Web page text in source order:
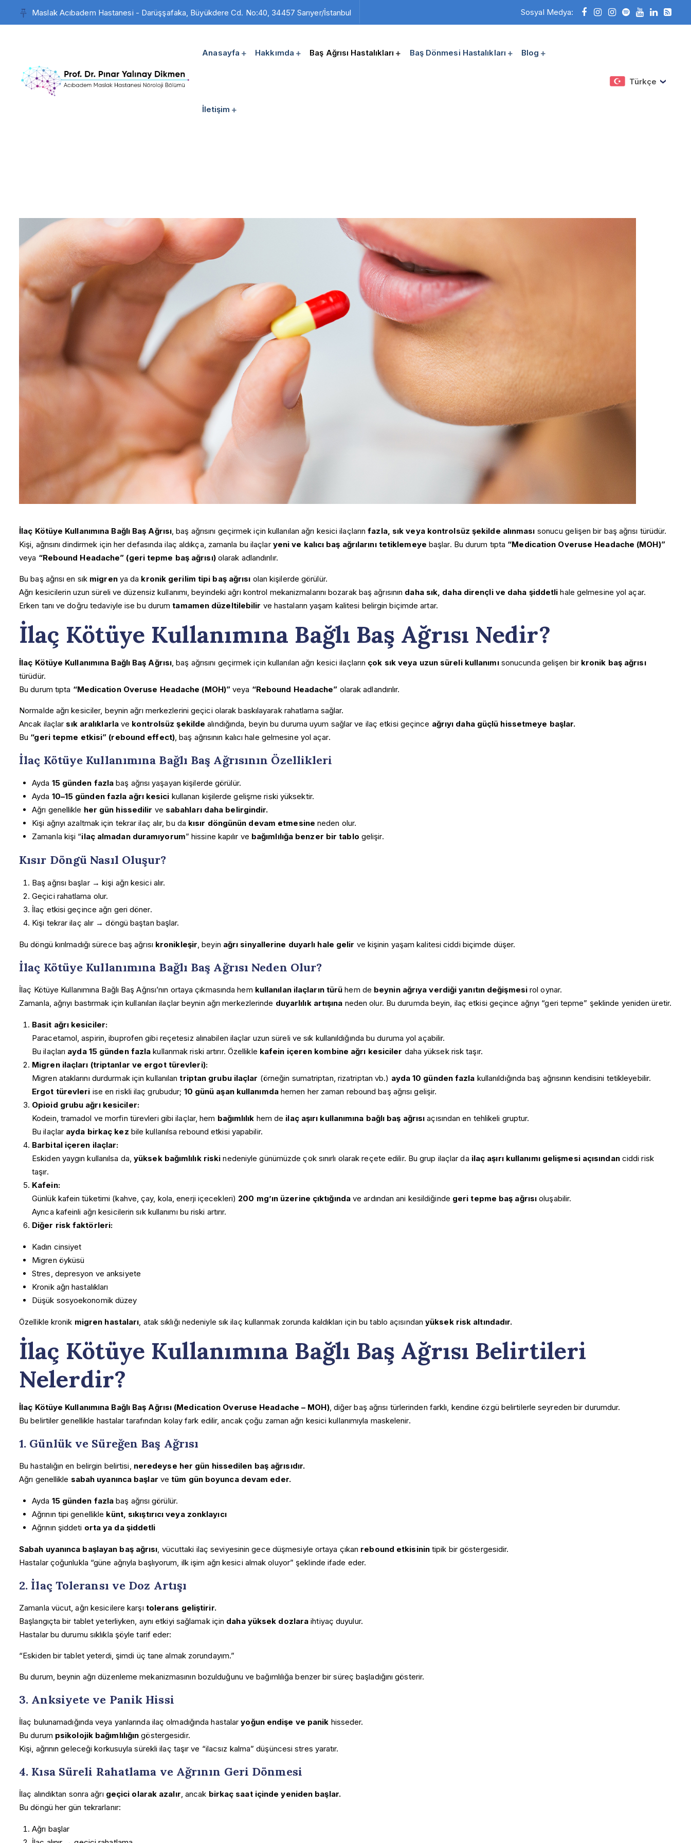
Maslak Acıbadem Hastanesi - Darüşşafaka, Büyükdere Cd. No:40, 34457 Sarıyer/İstanbul Sosyal Medya:
Anasayfa Hakkımda Baş Ağrısı Hastalıkları Baş Dönmesi Hastalıkları Blog
İletişim
Türkçe
İlaç Kötüye Kullanımına Bağlı Baş Ağrısı
İlaç Kötüye Kullanımına Bağlı Baş Ağrısı, baş ağrısını geçirmek için kullanılan ağrı kesici ilaçlarınfazla, sık veya kontrolsüz şekilde alınması sonucu gelişen bir baş ağrısı türüdür.
Kişi, ağrısını dindirmek için her defasında ilaç aldıkça, zamanla bu ilaçlar yeni ve kalıcı baş ağrılarını tetiklemeye başlar. Bu durum tıpta “Medication Overuse Headache (MOH)”
veya “Rebound Headache” (geri tepme baş ağrısı)olarak adlandırılır.
Bu baş ağrısı en sık migrenya da kronik gerilim tipi baş ağrısı olan kişilerde görülür.
Ağrı kesicilerin uzun süreli ve düzensiz kullanımı, beyindeki ağrı kontrol mekanizmalarını bozarak baş ağrısının daha sık, daha dirençli ve daha şiddetli hale gelmesine yol açar.
Erken tanı ve doğru tedaviyle ise bu durumtamamen düzeltilebilir ve hastaların yaşam kalitesi belirgin biçimde artar.
İlaç Kötüye Kullanımına Bağlı Baş Ağrısı Nedir?
İlaç Kötüye Kullanımına Bağlı Baş Ağrısı, baş ağrısını geçirmek için kullanılan ağrı kesici ilaçların çok sık veya uzun süreli kullanımısonucunda gelişen bir kronik baş ağrısı
türüdür.
Bu durum tıpta “Medication Overuse Headache (MOH)” veya “Rebound Headache” olarak adlandırılır.
Normalde ağrı kesiciler, beynin ağrı merkezlerini geçici olarak baskılayarak rahatlama sağlar.
Ancak ilaçlar sık aralıklarlave kontrolsüz şekilde alındığında, beyin bu duruma uyum sağlar ve ilaç etkisi geçince ağrıyı daha güçlü hissetmeye başlar.
Bu “geri tepme etkisi” (rebound effect), baş ağrısının kalıcı hale gelmesine yol açar.
İlaç Kötüye Kullanımına Bağlı Baş Ağrısının Özellikleri
Ayda 15 günden fazla baş ağrısı yaşayan kişilerde görülür.
Ayda 10–15 günden fazla ağrı kesici kullanan kişilerde gelişme riski yüksektir.
Ağrı genellikle her gün hissedilir ve sabahları daha belirgindir.
Kişi ağrıyı azaltmak için tekrar ilaç alır, bu da kısır döngünün devam etmesine neden olur.
Zamanla kişi “ilaç almadan duramıyorum” hissine kapılır ve bağımlılığa benzer bir tablo gelişir.
Kısır Döngü Nasıl Oluşur?
Baş ağrısı başlar → kişi ağrı kesici alır.
Geçici rahatlama olur.
İlaç etkisi geçince ağrı geri döner.
Kişi tekrar ilaç alır → döngü baştan başlar.
Bu döngü kırılmadığı sürece baş ağrısı kronikleşir, beyin ağrı sinyallerine duyarlı hale gelir ve kişinin yaşam kalitesi ciddi biçimde düşer.
İlaç Kötüye Kullanımına Bağlı Baş Ağrısı Neden Olur?
İlaç Kötüye Kullanımına Bağlı Baş Ağrısı’nın ortaya çıkmasında hem kullanılan ilaçların türü hem de beynin ağrıya verdiği yanıtın değişmesirol oynar.
Zamanla, ağrıyı bastırmak için kullanılan ilaçlar beynin ağrı merkezlerinde duyarlılık artışına neden olur. Bu durumda beyin, ilaç etkisi geçince ağrıyı “geri tepme” şeklinde yeniden üretir.
Basit ağrı kesiciler:
Paracetamol, aspirin, ibuprofen gibi reçetesiz alınabilen ilaçlar uzun süreli ve sık kullanıldığında bu duruma yol açabilir.
Bu ilaçları ayda 15 günden fazla kullanmak riski artırır. Özellikle kafein içeren kombine ağrı kesiciler daha yüksek risk taşır.
Migren ilaçları (triptanlar ve ergot türevleri):
Migren ataklarını durdurmak için kullanılantriptan grubu ilaçlar (örneğin sumatriptan, rizatriptan vb.) ayda 10 günden fazla kullanıldığında baş ağrısının kendisini tetikleyebilir.
Ergot türevleri ise en riskli ilaç grubudur; 10 günü aşan kullanımdahemen her zaman rebound baş ağrısı gelişir.
Opioid grubu ağrı kesiciler:
Kodein, tramadol ve morfin türevleri gibi ilaçlar, hem bağımlılık hem de ilaç aşırı kullanımına bağlı baş ağrısı açısından en tehlikeli gruptur.
Bu ilaçlar ayda birkaç kez bile kullanılsa rebound etkisi yapabilir.
Barbital içeren ilaçlar:
Eskiden yaygın kullanılsa da, yüksek bağımlılık riski nedeniyle günümüzde çok sınırlı olarak reçete edilir. Bu grup ilaçlar da ilaç aşırı kullanımı gelişmesi açısından ciddi risk
taşır.
Kafein:
Günlük kafein tüketimi (kahve, çay, kola, enerji içecekleri) 200 mg’ın üzerine çıktığındave ardından ani kesildiğinde geri tepme baş ağrısı oluşabilir.
Ayrıca kafeinli ağrı kesicilerin sık kullanımı bu riski artırır.
Diğer risk faktörleri:
Kadın cinsiyet
Migren öyküsü
Stres, depresyon ve anksiyete
Kronik ağrı hastalıkları
Düşük sosyoekonomik düzey
Özellikle kronik migren hastaları, atak sıklığı nedeniyle sık ilaç kullanmak zorunda kaldıkları için bu tablo açısındanyüksek risk altındadır.
İlaç Kötüye Kullanımına Bağlı Baş Ağrısı Belirtileri
Nelerdir?
İlaç Kötüye Kullanımına Bağlı Baş Ağrısı (Medication Overuse Headache – MOH), diğer baş ağrısı türlerinden farklı, kendine özgü belirtilerle seyreden bir durumdur.
Bu belirtiler genellikle hastalar tarafından kolay fark edilir, ancak çoğu zaman ağrı kesici kullanımıyla maskelenir.
1. Günlük ve Süreğen Baş Ağrısı
Bu hastalığın en belirgin belirtisi, neredeyse her gün hissedilen baş ağrısıdır.
Ağrı genellikle sabah uyanınca başlar vetüm gün boyunca devam eder.
Ayda 15 günden fazla baş ağrısı görülür.
Ağrının tipi genellikle künt, sıkıştırıcı veya zonklayıcı
Ağrının şiddeti orta ya da şiddetli
Sabah uyanınca başlayan baş ağrısı, vücuttaki ilaç seviyesinin gece düşmesiyle ortaya çıkan rebound etkisinintipik bir göstergesidir.
Hastalar çoğunlukla “güne ağrıyla başlıyorum, ilk işim ağrı kesici almak oluyor” şeklinde ifade eder.
2. İlaç Toleransı ve Doz Artışı
Zamanla vücut, ağrı kesicilere karşı tolerans geliştirir.
Başlangıçta bir tablet yeterliyken, aynı etkiyi sağlamak için daha yüksek dozlara ihtiyaç duyulur.
Hastalar bu durumu sıklıkla şöyle tarif eder:
“Eskiden bir tablet yeterdi, şimdi üç tane almak zorundayım.”
Bu durum, beynin ağrı düzenleme mekanizmasının bozulduğunu ve bağımlılığa benzer bir süreç başladığını gösterir.
3. Anksiyete ve Panik Hissi
İlaç bulunamadığında veya yanlarında ilaç olmadığında hastalaryoğun endişe ve panik hisseder.
Bu durum psikolojik bağımlılığın göstergesidir.
Kişi, ağrının geleceği korkusuyla sürekli ilaç taşır ve “ilacsız kalma” düşüncesi stres yaratır.
4. Kısa Süreli Rahatlama ve Ağrının Geri Dönmesi
İlaç alındıktan sonra ağrı geçici olarak azalır, ancak birkaç saat içinde yeniden başlar.
Bu döngü her gün tekrarlanır:
Ağrı başlar